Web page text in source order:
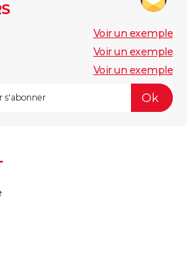
Voir un exemple
Voir un exemple
Voir un exemple